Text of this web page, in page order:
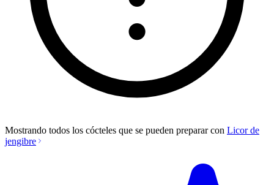
Mostrando todos los cócteles que se pueden preparar con Licor de
jengibre